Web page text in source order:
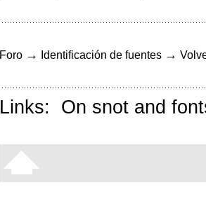
Foro → Identificación de fuentes →
Links: On snot and